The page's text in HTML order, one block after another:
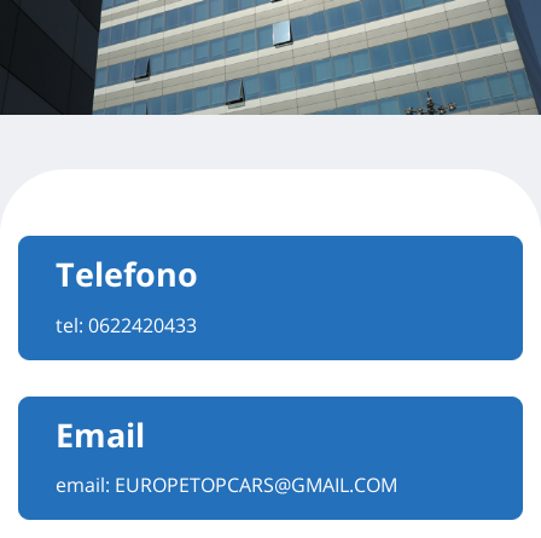
Telefono
tel: 0622420433
Email
email: EUROPETOPCARS@GMAIL.COM